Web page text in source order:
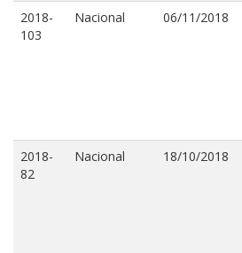
2018-
103
Nacional 06/11/2018
2018-
82
Nacional 18/10/2018